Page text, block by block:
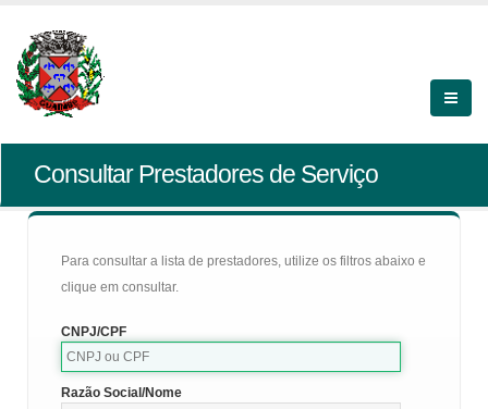
Consultar Prestadores de Serviço
Para consultar a lista de prestadores, utilize os filtros abaixo e
clique em consultar.
CNPJ/CPF
Razão Social/Nome